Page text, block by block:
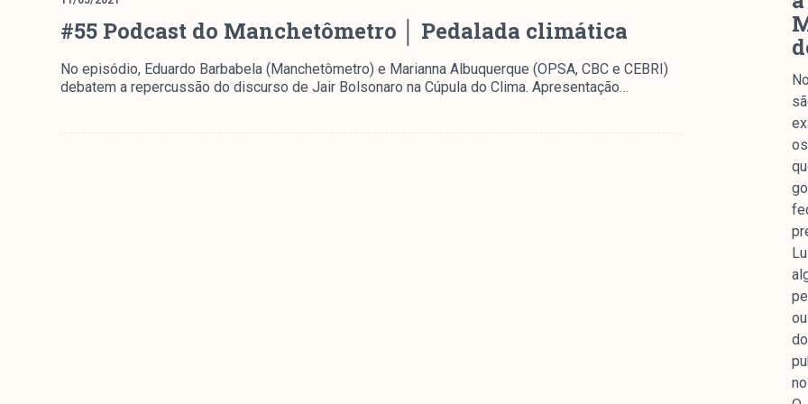
#55 Podcast do Manchetômetro │ Pedalada climática
No episódio, Eduardo Barbabela (Manchetômetro) e Marianna Albuquerque (OPSA, CBC e CEBRI)
debatem a repercussão do discurso de Jair Bolsonaro na Cúpula do Clima. Apresentação…